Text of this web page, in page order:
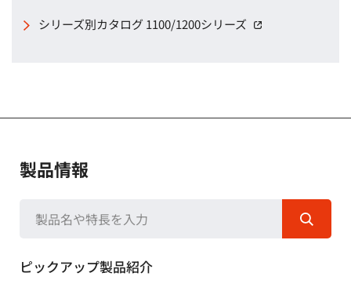
シリーズ別カタログ 1100/1200シリーズ
製品情報
ピックアップ製品紹介